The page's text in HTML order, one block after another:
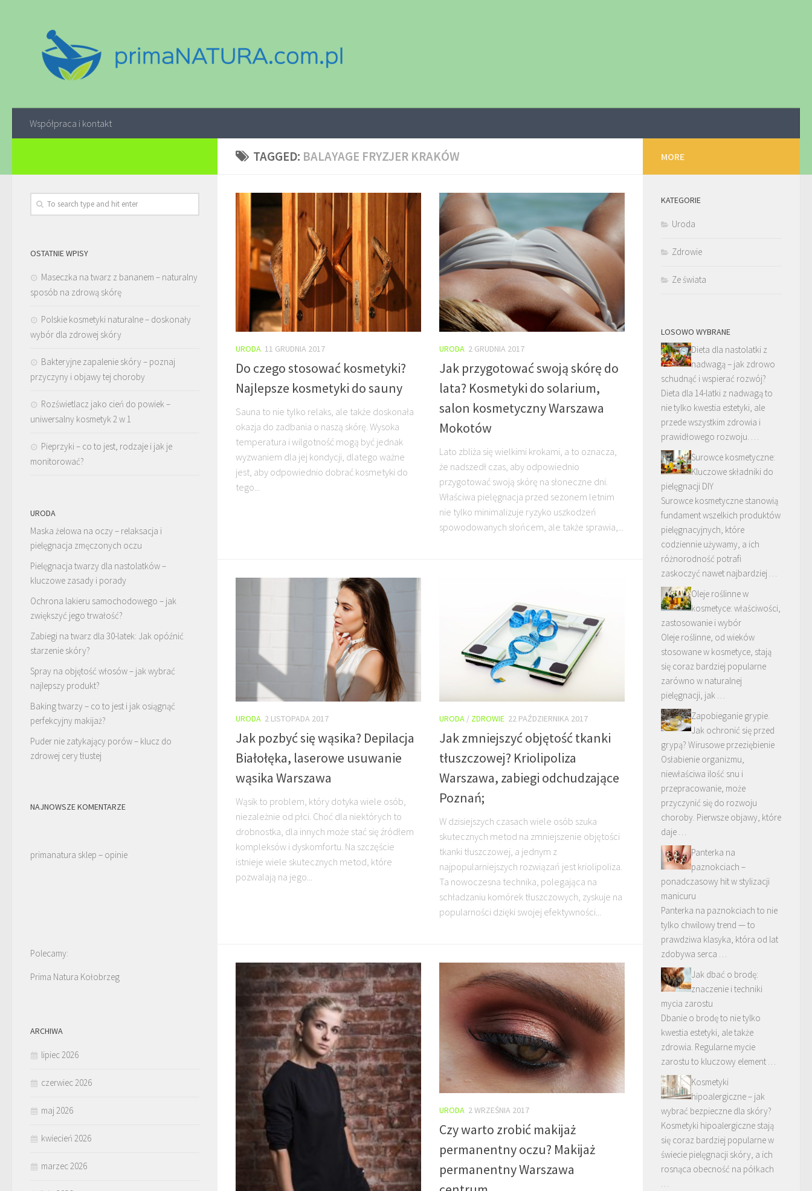
Współpraca i kontakt
TAGGED: BALAYAGE FRYZJER KRAKÓW
URODA 11 GRUDNIA 2017
Do czego stosować kosmetyki?
Najlepsze kosmetyki do sauny
Sauna to nie tylko relaks, ale także doskonała
okazja do zadbania o naszą skórę. Wysoka
temperatura i wilgotność mogą być jednak
wyzwaniem dla jej kondycji, dlatego ważne
jest, aby odpowiednio dobrać kosmetyki do
tego...
URODA 2 GRUDNIA 2017
Jak przygotować swoją skórę do
lata? Kosmetyki do solarium,
salon kosmetyczny Warszawa
Mokotów
Lato zbliża się wielkimi krokami, a to oznacza,
że nadszedł czas, aby odpowiednio
przygotować swoją skórę na słoneczne dni.
Właściwa pielęgnacja przed sezonem letnim
nie tylko minimalizuje ryzyko uszkodzeń
spowodowanych słońcem, ale także sprawia,...
URODA 2 LISTOPADA 2017
Jak pozbyć się wąsika? Depilacja
Białołęka, laserowe usuwanie
wąsika Warszawa
Wąsik to problem, który dotyka wiele osób,
niezależnie od płci. Choć dla niektórych to
drobnostka, dla innych może stać się źródłem
kompleksów i dyskomfortu. Na szczęście
istnieje wiele skutecznych metod, które
pozwalają na jego...
URODA / ZDROWIE 22 PAŹDZIERNIKA 2017
Jak zmniejszyć objętość tkanki
tłuszczowej? Kriolipoliza
Warszawa, zabiegi odchudzające
Poznań;
W dzisiejszych czasach wiele osób szuka
skutecznych metod na zmniejszenie objętości
tkanki tłuszczowej, a jednym z
najpopularniejszych rozwiązań jest kriolipoliza.
Ta nowoczesna technika, polegająca na
schładzaniu komórek tłuszczowych, zyskuje na
popularności dzięki swojej efektywności...
URODA 2 WRZEŚNIA 2017
Czy warto zrobić makijaż
permanentny oczu? Makijaż
permanentny Warszawa
OSTATNIE WPISY
Maseczka na twarz z bananem – naturalny
sposób na zdrową skórę
Polskie kosmetyki naturalne – doskonały
wybór dla zdrowej skóry
Bakteryjne zapalenie skóry – poznaj
przyczyny i objawy tej choroby
Rozświetlacz jako cień do powiek –
uniwersalny kosmetyk 2 w 1
Pieprzyki – co to jest, rodzaje i jak je
monitorować?
URODA
Maska żelowa na oczy – relaksacja i
pielęgnacja zmęczonych oczu
Pielęgnacja twarzy dla nastolatków –
kluczowe zasady i porady
Ochrona lakieru samochodowego – jak
zwiększyć jego trwałość?
Zabiegi na twarz dla 30-latek: Jak opóźnić
starzenie skóry?
Spray na objętość włosów – jak wybrać
najlepszy produkt?
Baking twarzy – co to jest i jak osiągnąć
perfekcyjny makijaż?
Puder nie zatykający porów – klucz do
zdrowej cery tłustej
NAJNOWSZE KOMENTARZE
primanatura sklep – opinie
Polecamy:
Prima Natura Kołobrzeg
ARCHIWA
lipiec 2026
czerwiec 2026
maj 2026
kwiecień 2026
marzec 2026
MORE
KATEGORIE
Uroda
Zdrowie
Ze świata
LOSOWO WYBRANE
Dieta dla nastolatki z
nadwagą – jak zdrowo
schudnąć i wspierać rozwój?
Dieta dla 14-latki z nadwagą to
nie tylko kwestia estetyki, ale
przede wszystkim zdrowia i
prawidłowego rozwoju. …
Surowce kosmetyczne:
Kluczowe składniki do
pielęgnacji DIY
Surowce kosmetyczne stanowią
fundament wszelkich produktów
pielęgnacyjnych, które
codziennie używamy, a ich
różnorodność potrafi
zaskoczyć nawet najbardziej …
Oleje roślinne w
kosmetyce: właściwości,
zastosowanie i wybór
Oleje roślinne, od wieków
stosowane w kosmetyce, stają
się coraz bardziej popularne
zarówno w naturalnej
pielęgnacji, jak …
Zapobieganie grypie.
Jak ochronić się przed
grypą? Wirusowe przeziębienie
Osłabienie organizmu,
niewłaściwa ilość snu i
przepracowanie, może
przyczynić się do rozwoju
choroby. Pierwsze objawy, które
daje …
Panterka na
paznokciach –
ponadczasowy hit w stylizacji
manicuru
Panterka na paznokciach to nie
tylko chwilowy trend — to
prawdziwa klasyka, która od lat
zdobywa serca …
Jak dbać o brodę:
znaczenie i techniki
mycia zarostu
Dbanie o brodę to nie tylko
kwestia estetyki, ale także
zdrowia. Regularne mycie
zarostu to kluczowy element …
Kosmetyki
hipoalergiczne – jak
wybrać bezpieczne dla skóry?
Kosmetyki hipoalergiczne stają
się coraz bardziej popularne w
świecie pielęgnacji skóry, a ich
rosnąca obecność na półkach
…